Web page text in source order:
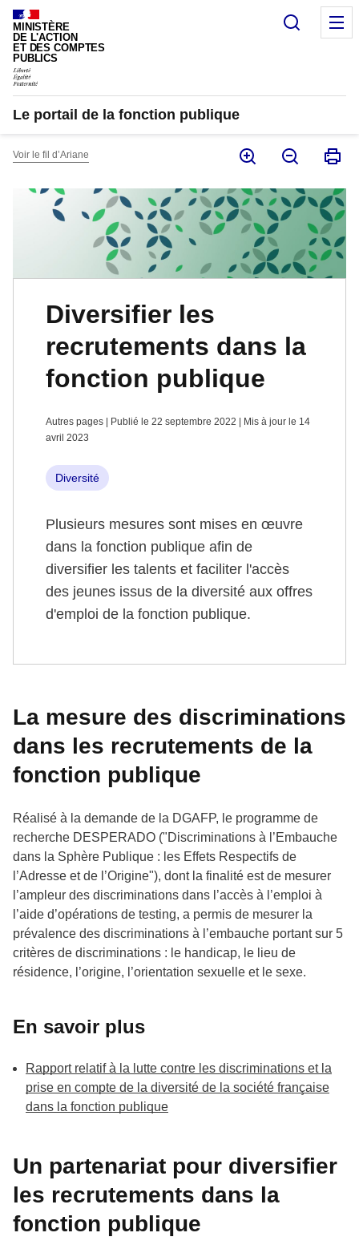
Panneau de gestion des cookies
MINISTÈRE
DE L'ACTION
ET DES COMPTES
PUBLICS
Le portail de la fonction publique
Voir le fil d’Ariane
Diversifier les
recrutements dans la
fonction publique
Autres pages | Publié le 22 septembre 2022 | Mis à jour le 14
avril 2023
Diversité
Plusieurs mesures sont mises en œuvre
dans la fonction publique afin de
diversifier les talents et faciliter l'accès
des jeunes issus de la diversité aux offres
d'emploi de la fonction publique.
La mesure des discriminations
dans les recrutements de la
fonction publique
Réalisé à la demande de la DGAFP, le programme de
recherche DESPERADO ("Discriminations à l’Embauche
dans la Sphère Publique : les Effets Respectifs de
l’Adresse et de l’Origine"), dont la finalité est de mesurer
l’ampleur des discriminations dans l’accès à l’emploi à
l’aide d’opérations de testing, a permis de mesurer la
prévalence des discriminations à l’embauche portant sur 5
critères de discriminations : le handicap, le lieu de
résidence, l’origine, l’orientation sexuelle et le sexe.
En savoir plus
Rapport relatif à la lutte contre les discriminations et la
prise en compte de la diversité de la société française
dans la fonction publique
Un partenariat pour diversifier
les recrutements dans la
fonction publique